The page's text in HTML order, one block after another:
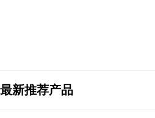
最新推荐产品